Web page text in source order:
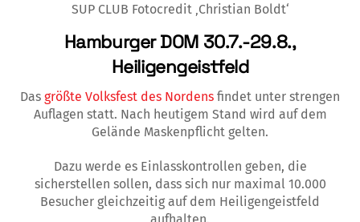
SUP CLUB Fotocredit ‚Christian Boldt‘
Hamburger DOM 30.7.-29.8.,
Heiligengeistfeld
Das größte Volksfest des Nordens findet unter strengen
Auflagen statt. Nach heutigem Stand wird auf dem
Gelände Maskenpflicht gelten.
Dazu werde es Einlasskontrollen geben, die
sicherstellen sollen, dass sich nur maximal 10.000
Besucher gleichzeitig auf dem Heiligengeistfeld